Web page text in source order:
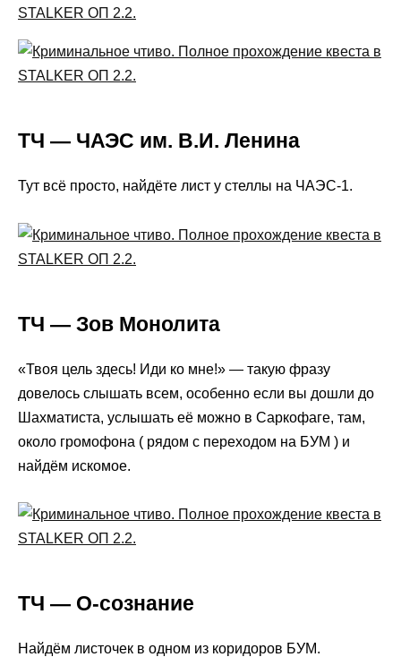
ТЧ — ЧАЭС им. В.И. Ленина
Тут всё просто, найдёте лист у стеллы на ЧАЭС-1.
ТЧ — Зов Монолита
«Твоя цель здесь! Иди ко мне!» — такую фразу
довелось слышать всем, особенно если вы дошли до
Шахматиста, услышать её можно в Саркофаге, там,
около громофона ( рядом с переходом на БУМ ) и
найдём искомое.
ТЧ — О-сознание
Найдём листочек в одном из коридоров БУМ.